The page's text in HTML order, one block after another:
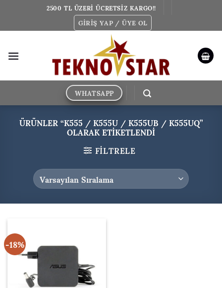
2500 TL ÜZERİ ÜCRETSİZ KARGO!!
GIRIŞ YAP / ÜYE OL
WHATSAPP
ÜRÜNLER “K555 / K555U / K555UB / K555UQ”
OLARAK ETIKETLENDI
FILTRELE
-18%